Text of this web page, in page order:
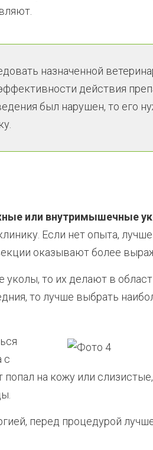
назначенной
действия
был нарушен, то его
или внутримышечные
Если нет опыта,
оказывают более
то их делают в
то лучше выбрать
с
попал на кожу или
перед процедурой лучше